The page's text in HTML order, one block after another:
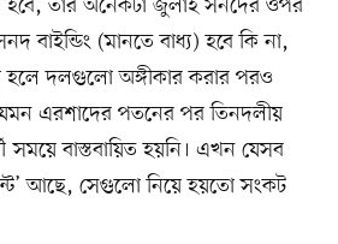
হবে, তার অনেকটা জুলাই সনদের ওপর
বাইন্ডিং (মানতে বাধ্য) হবে কি না,
হলে দলগুলো অঙ্গীকার করার পরও
এরশাদের পতনের পর তিনদলীয়
সময়ে বাস্তবায়িত হয়নি। এখন যেসব
আছে, সেগুলো নিয়ে হয়তো সংকট